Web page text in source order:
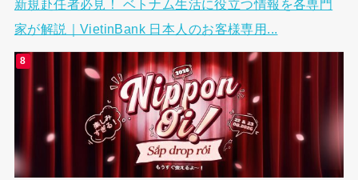
新規赴任者必見！ ベトナム生活に役立つ情報を各専門
家が解説｜VietinBank 日本人のお客様専用...